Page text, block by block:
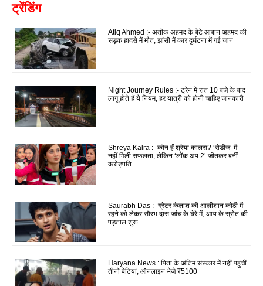
ट्रेंडिंग
Atiq Ahmed :- अतीक अहमद के बेटे आबान अहमद की
सड़क हादसे में मौत, झांसी में कार दुर्घटना में गई जान
Night Journey Rules :- ट्रेन में रात 10 बजे के बाद
लागू होते हैं ये नियम, हर यात्री को होनी चाहिए जानकारी
Shreya Kalra :- कौन हैं श्रेया कालरा? ‘रोडीज’ में
नहीं मिली सफलता, लेकिन ‘लॉक अप 2’ जीतकर बनीं
करोड़पति
Saurabh Das :- ग्रेटर कैलाश की आलीशान कोठी में
रहने को लेकर सौरभ दास जांच के घेरे में, आय के स्रोत की
पड़ताल शुरू
Haryana News : पिता के अंतिम संस्कार में नहीं पहुंचीं
तीनों बेटियां, ऑनलाइन भेजे ₹5100